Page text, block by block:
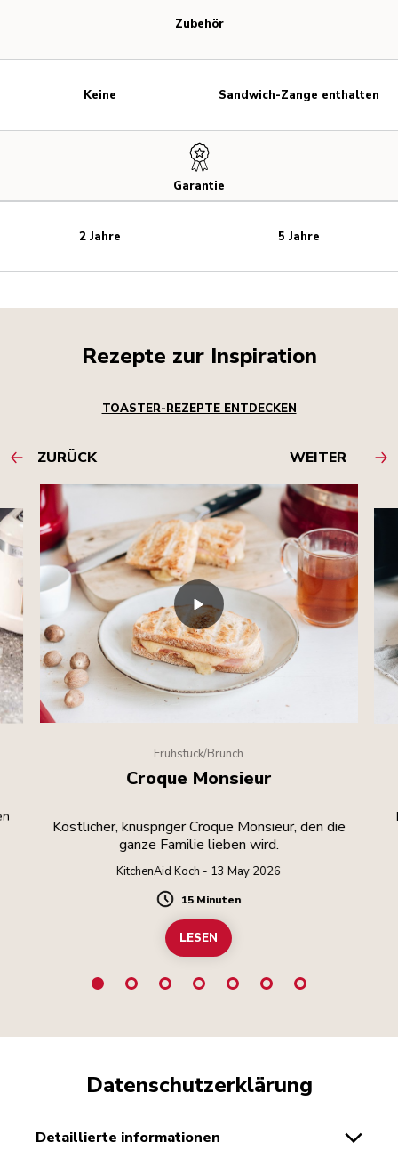
Zubehör
Garantie
Keine
2 Jahre
Sandwich-Zange enthalten
5 Jahre
Rezepte zur Inspiration
TOASTER-REZEPTE ENTDECKEN
ZURÜCK WEITER
Frühstück/Brunch
Croque Monsieur
Köstlicher, knuspriger Croque Monsieur, den die
ganze Familie lieben wird.
KitchenAid Koch - 13 May 2026
Duration
15 Minuten
LESEN
Datenschutzerklärung
detaillierte informationen